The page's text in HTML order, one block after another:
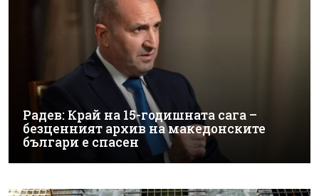
Радев: Край на 15-годишната сага –
безценният архив на македонските
българи е спасен